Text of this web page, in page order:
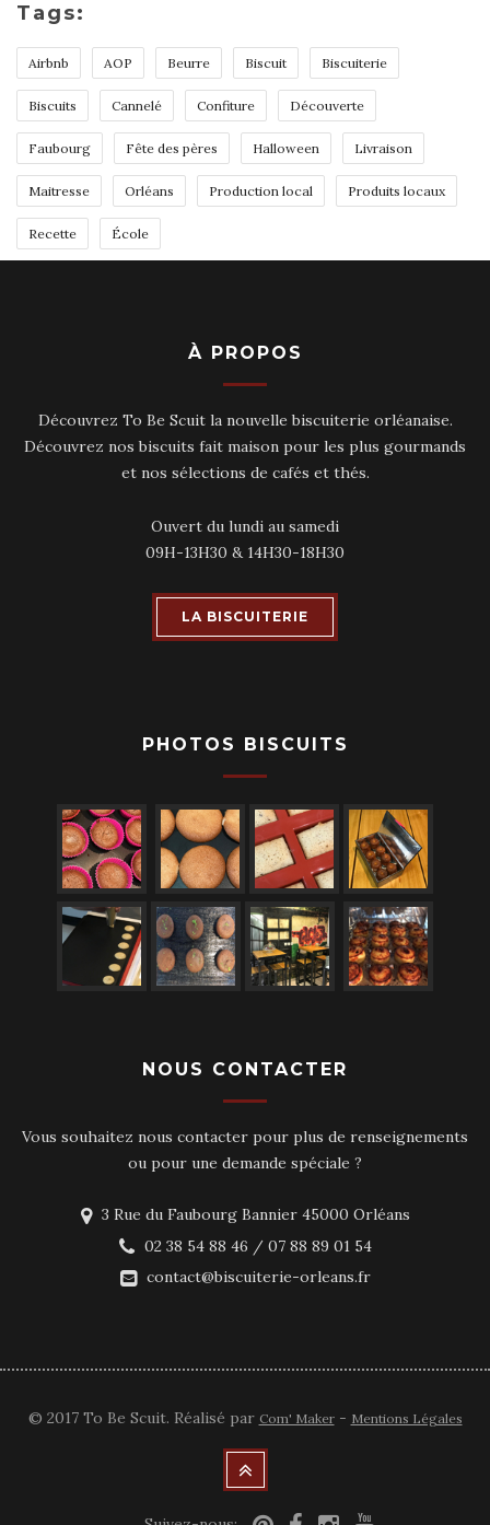
Tags:
Airbnb AOP Beurre Biscuit Biscuiterie
Biscuits Cannelé Confiture Découverte
Faubourg Fête des pères Halloween Livraison
Maitresse Orléans Production local Produits locaux
Recette École
À PROPOS
Découvrez To Be Scuit la nouvelle biscuiterie orléanaise.
Découvrez nos biscuits fait maison pour les plus gourmands
et nos sélections de cafés et thés.
Ouvert du lundi au samedi
09H-13H30 & 14H30-18H30
LA BISCUITERIE
PHOTOS BISCUITS
NOUS CONTACTER
Vous souhaitez nous contacter pour plus de renseignements
ou pour une demande spéciale ?
3 Rue du Faubourg Bannier 45000 Orléans
02 38 54 88 46 / 07 88 89 01 54
contact@biscuiterie-orleans.fr
© 2017 To Be Scuit. Réalisé par Com' Maker- Mentions Légales